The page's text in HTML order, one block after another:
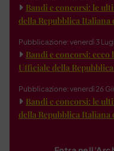
Bandi e concorsi: le
della Repubblica Italiana
Pubblicazione: venerdì 3
Bandi e concorsi: ecco
Ufficiale della
Pubblicazione: venerdì 26
Bandi e concorsi: le
della Repubblica Italiana